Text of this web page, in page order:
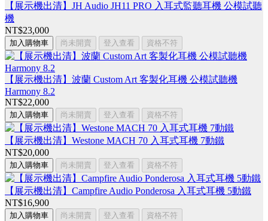
【展示機出清】JH Audio JH11 PRO 入耳式監聽耳機 公模試聽
機
NT$23,000
加入購物車 尚未開賣 登入查看 資格不符
【展示機出清】波蘭 Custom Art 客製化耳機 公模試聽機
Harmony 8.2
NT$22,000
加入購物車 尚未開賣 登入查看 資格不符
【展示機出清】Westone MACH 70 入耳式耳機 7動鐵
NT$20,000
加入購物車 尚未開賣 登入查看 資格不符
【展示機出清】Campfire Audio Ponderosa 入耳式耳機 5動鐵
NT$16,900
加入購物車 尚未開賣 登入查看 資格不符